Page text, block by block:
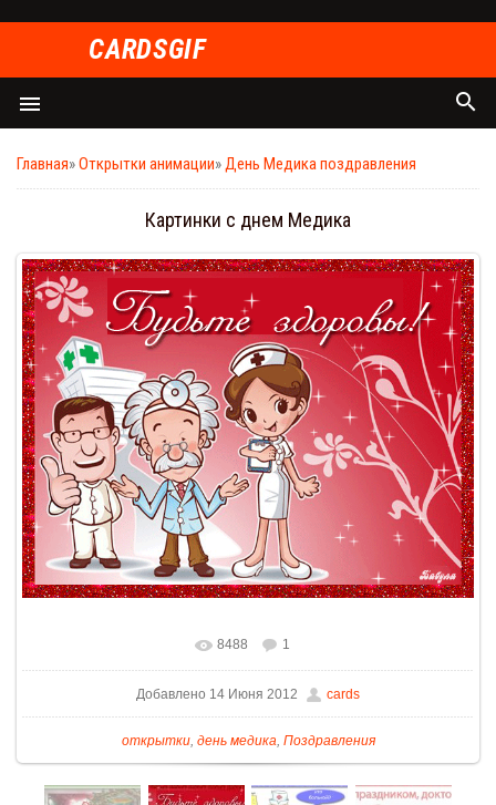
СARDSGIF
menu search
Главная»Открытки анимации»День Медика поздравления
Картинки с днем Медика
8488 1
Добавлено 14 Июня 2012 cards
открытки, день медика, Поздравления